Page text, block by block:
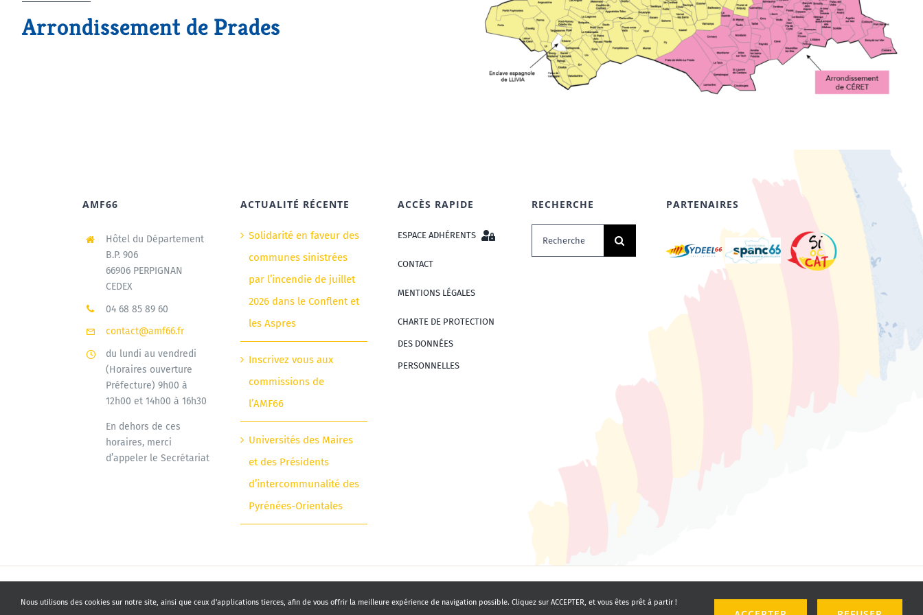
Arrondissement de Prades
AMF66
Hôtel du Département
B.P. 906
66906 PERPIGNAN
CEDEX
04 68 85 89 60
contact@amf66.fr
du lundi au vendredi
(Horaires ouverture
Préfecture) 9h00 à
12h00 et 14h00 à 16h30
En dehors de ces
horaires, merci
d’appeler le Secrétariat
ACTUALITÉ RÉCENTE
Solidarité en faveur des
communes sinistrées
par l’incendie de juillet
2026 dans le Conflent et
les Aspres
Inscrivez vous aux
commissions de
l’AMF66
Universités des Maires
et des Présidents
d’intercommunalité des
Pyrénées-Orientales
ACCÈS RAPIDE
ESPACE ADHÉRENTS
CONTACT
MENTIONS LÉGALES
CHARTE DE PROTECTION
DES DONNÉES
PERSONNELLES
RECHERCHE
Rechercher:
PARTENAIRES
© Copyright 2010 - 2026 | AMF66 | Tous droits réservés | Propulsé parAgence Identity
Nous utilisons des cookies sur notre site, ainsi que ceux d'applications tierces, afin de vous offrir la meilleure expérience de navigation possible. Cliquez sur ACCEPTER, et vous êtes prêt à partir !